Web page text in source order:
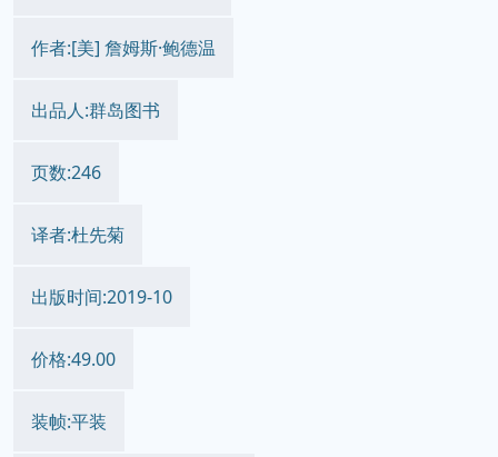
作者:[美] 詹姆斯·鲍德温
出品人:群岛图书
页数:246
译者:杜先菊
出版时间:2019-10
价格:49.00
装帧:平装